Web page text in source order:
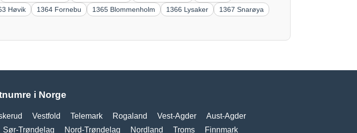
Høvik 1364 Fornebu 1365 Blommenholm 1366 Lysaker
1367 Snarøya
i Norge
Vestfold Telemark Rogaland Vest-Agder
Aust-Agder
Sør-Trøndelag Nord-Trøndelag Nordland Troms Finnmark